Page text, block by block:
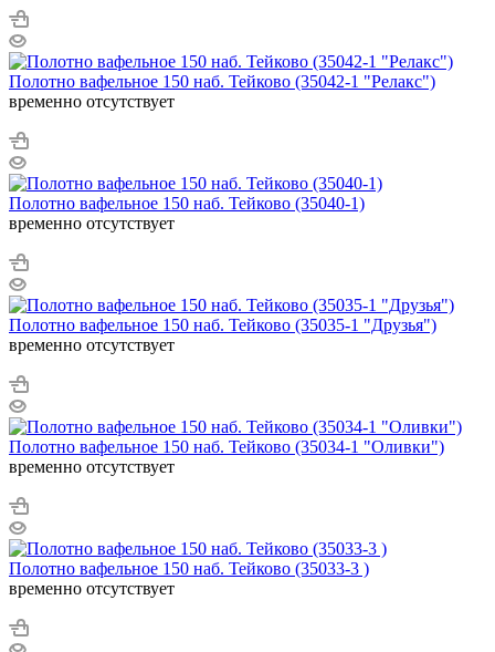
Полотно вафельное 150 наб. Тейково (35042-1 "Релакс")
временно отсутствует
Полотно вафельное 150 наб. Тейково (35040-1)
временно отсутствует
Полотно вафельное 150 наб. Тейково (35035-1 "Друзья")
временно отсутствует
Полотно вафельное 150 наб. Тейково (35034-1 "Оливки")
временно отсутствует
Полотно вафельное 150 наб. Тейково (35033-3 )
временно отсутствует